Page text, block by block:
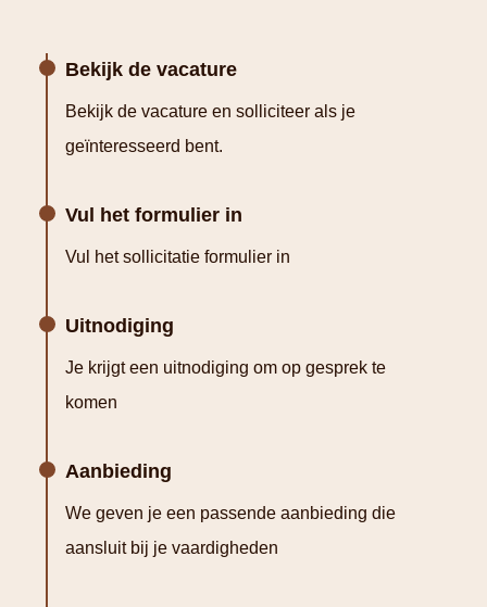
Bekijk de vacature
Bekijk de vacature en solliciteer als je
geïnteresseerd bent.
Vul het formulier in
Vul het sollicitatie formulier in
Uitnodiging
Je krijgt een uitnodiging om op gesprek te
komen
Aanbieding
We geven je een passende aanbieding die
aansluit bij je vaardigheden